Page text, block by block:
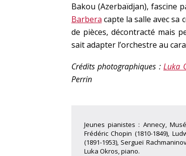
Bakou (Azerbaïdjan), fascine
Barbera capte la salle avec sa
de pièces, décontracté mais
sait adapter l’orchestre au
Crédits photographiques : Luka
Perrin
Jeunes pianistes : Annecy,
Frédéric Chopin (1810-1849),
(1891-1953), Sergueï
Luka Okros, piano.